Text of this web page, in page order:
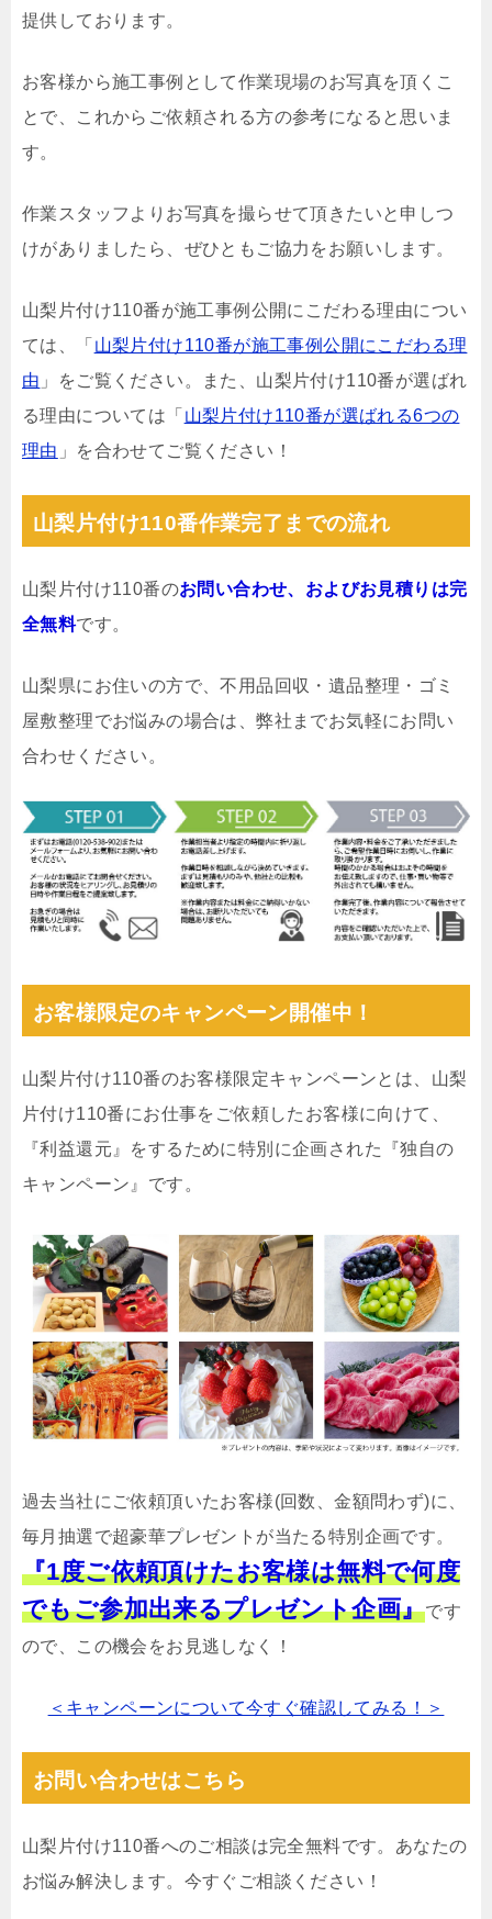
提供しております。
お客様から施工事例として作業現場のお写真を頂くこ
とで、これからご依頼される方の参考になると思いま
す。
作業スタッフよりお写真を撮らせて頂きたいと申しつ
けがありましたら、ぜひともご協力をお願いします。
山梨片付け110番が施工事例公開にこだわる理由につい
ては、「 山梨片付け110番が施工事例公開にこだわる理
由 」をご覧ください。また、山梨片付け110番が選ばれ
る理由については「 山梨片付け110番が選ばれる6つの
理由 」を合わせてご覧ください！
山梨片付け110番作業完了までの流れ
山梨片付け110番のお問い合わせ、およびお見積りは完
全無料です。
山梨県にお住いの方で、不用品回収・遺品整理・ゴミ
屋敷整理でお悩みの場合は、弊社までお気軽にお問い
合わせください。
お客様限定のキャンペーン開催中！
山梨片付け110番のお客様限定キャンペーンとは、山梨
片付け110番にお仕事をご依頼したお客様に向けて、
『利益還元』をするために特別に企画された『独自の
キャンペーン』です。
過去当社にご依頼頂いたお客様(回数、金額問わず)に、
毎月抽選で超豪華プレゼントが当たる特別企画です。
『1度ご依頼頂けたお客様は無料で何度
でもご参加出来るプレゼント企画』です
ので、この機会をお見逃しなく！
＜キャンペーンについて今すぐ確認してみる！＞
お問い合わせはこちら
山梨片付け110番へのご相談は完全無料です。あなたの
お悩み解決します。今すぐご相談ください！